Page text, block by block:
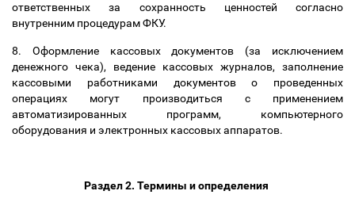
ответственных за сохранность ценностей согласно
внутренним процедурам ФКУ.
8. Оформление кассовых документов (за исключением
денежного чека), ведение кассовых журналов, заполнение
кассовыми работниками документов о проведенных
операциях могут производиться с применением
автоматизированных программ, компьютерного
оборудования и электронных кассовых аппаратов.
Раздел 2. Термины и определения